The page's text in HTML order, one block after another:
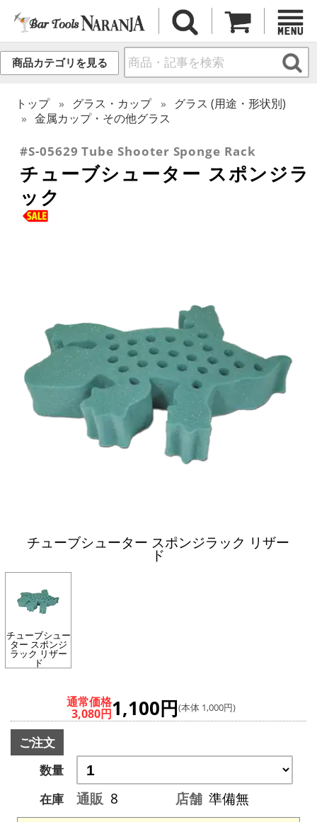
商品カテゴリを見る
トップ グラス・カップ
グラス (用途・形状別)
金属カップ・その他グラス
#S-05629 Tube Shooter Sponge Rack
チューブシューター スポンジラ
ック
チューブシューター スポンジラック リザー
ド
チューブシュー
ター スポンジ
ラック リザー
ド
通常価格
3,080円1,100円(本体 1,000円)
ご注文
数量
在庫
通販 8 店舗 準備無